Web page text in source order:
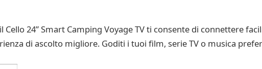
24” Smart Camping Voyage TV ti consente di connettere
di ascolto migliore. Goditi i tuoi film, serie TV o musica